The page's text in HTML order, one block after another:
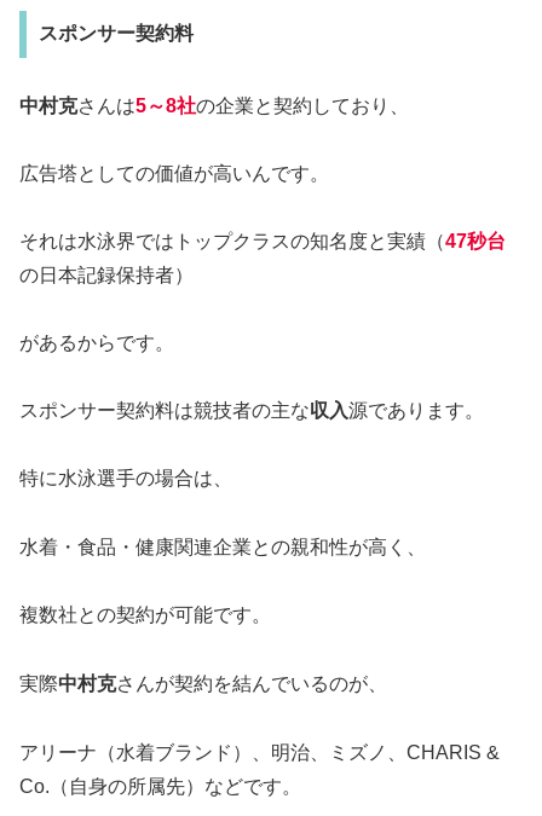
スポンサー契約料
中村克さんは5～8社の企業と契約しており、
広告塔としての価値が高いんです。
それは水泳界ではトップクラスの知名度と実績（47秒台
の日本記録保持者）
があるからです。
スポンサー契約料は競技者の主な収入源であります。
特に水泳選手の場合は、
水着・食品・健康関連企業との親和性が高く、
複数社との契約が可能です。
実際中村克さんが契約を結んでいるのが、
アリーナ（水着ブランド）、明治、ミズノ、CHARIS &
Co.（自身の所属先）などです。